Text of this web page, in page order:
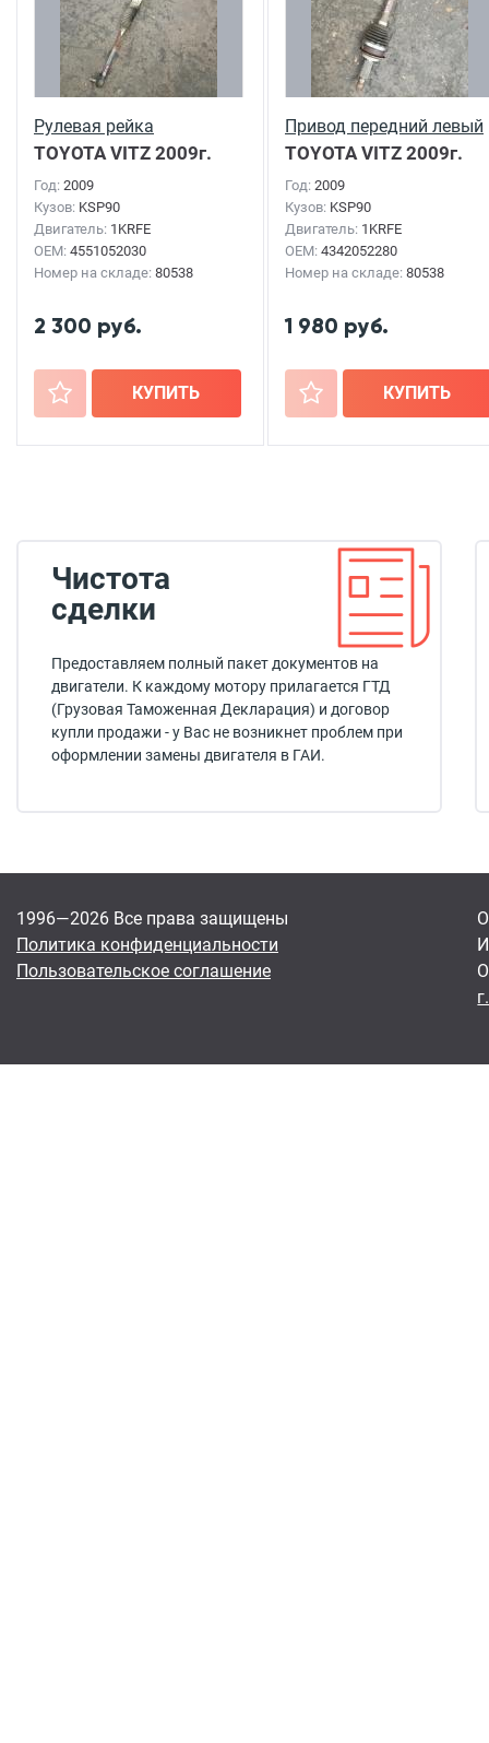
Рулевая рейка
TOYOTA VITZ 2009г.
Год: 2009
Кузов: KSP90
Двигатель: 1KRFE
OEM: 4551052030
Номер на складе: 80538
2 300 руб.
+ КУПИТЬ
Привод передний левый
TOYOTA VITZ 2009г.
Год: 2009
Кузов: KSP90
Двигатель: 1KRFE
OEM: 4342052280
Номер на складе: 80538
1 980 руб.
+ КУПИТЬ
Чистота
сделки
Предоставляем полный пакет документов на
двигатели. К каждому мотору прилагается ГТД
(Грузовая Таможенная Декларация) и договор
купли продажи - у Вас не возникнет проблем при
оформлении замены двигателя в ГАИ.
1996—2026 Все права защищены
Политика конфиденциальности
Пользовательское соглашение